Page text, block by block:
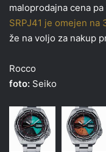
maloprodajna cena
SRPJ41 je omejen
že na voljo za nakup
Rocco
foto: Seiko